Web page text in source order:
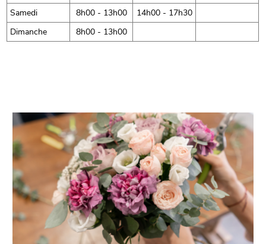
Samedi 8h00 - 13h00
14h00 - 17h30
Dimanche
8h00 - 13h00